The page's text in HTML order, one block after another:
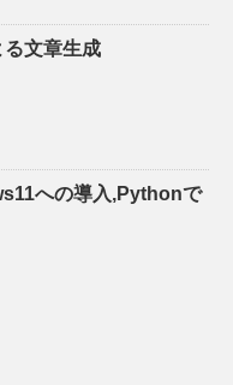
文章生成
への導入,Pythonで